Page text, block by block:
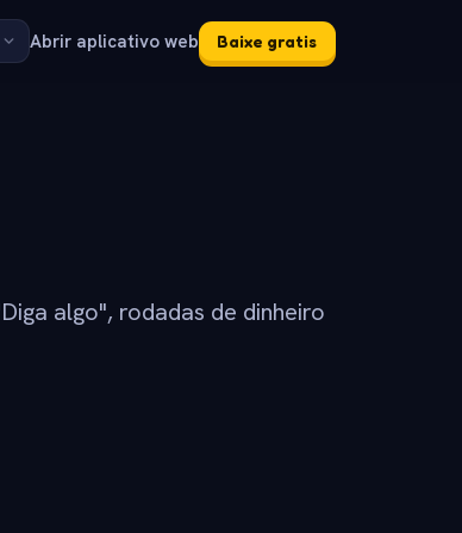
Abrir aplicativo web Baixe gratis
algo", rodadas de dinheiro